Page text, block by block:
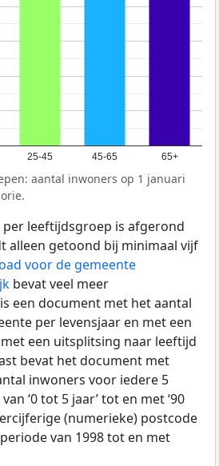
25-45 45-65 65+
aantal inwoners op 1 januari
leeftijdsgroep is afgerond
alleen getoond bij minimaal vijf
voor de gemeente
bevat veel meer
een document met het aantal
per levensjaar en met een
een uitsplitsing naar leeftijd
bevat het document met
inwoners voor iedere 5
‘0 tot 5 jaar’ tot en met ‘90
(numerieke) postcode
van 1998 tot en met